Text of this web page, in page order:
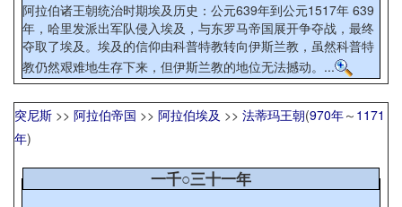
阿拉伯诸王朝统治时期埃及历史：公元639年到公元1517年 639
年，哈里发派出军队侵入埃及，与东罗马帝国展开争夺战，最终
夺取了埃及。埃及的信仰由科普特教转向伊斯兰教，虽然科普特
教仍然艰难地生存下来，但伊斯兰教的地位无法撼动。...
突尼斯 >> 阿拉伯帝国 >> 阿拉伯埃及 >> 法蒂玛王朝(970年～ 1171
年)
一千○三十一年